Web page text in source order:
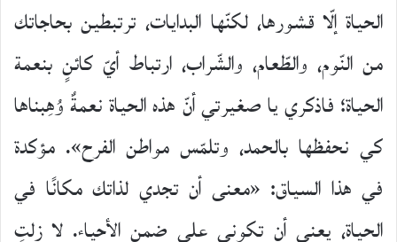
الحياة إلّا قشورها، لكنّها البدايات، ترتبطين بحاجاتك
من النّوم، والطّعام، والشّراب، ارتباط أيّ كائنٍ بنعمة
الحياة؛ فاذكري يا صغيرتي أنّ هذه الحياة نعمةٌ وُهِبناها
كي نحفظها بالحمد، وتلمّس مواطن الفرح». مؤكدة
في هذا السياق: «معنى أن تجدي لذاتك مكانًا في
الحياة، يعني أن تكوني على ضمن الأحياء. لا زلتِ